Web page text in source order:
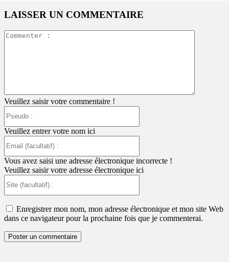
LAISSER UN COMMENTAIRE
Veuillez saisir votre commentaire !
Veuillez entrer votre nom ici
:
Vous avez saisi une adresse électronique incorrecte !
Veuillez saisir votre adresse électronique ici
:
Enregistrer mon nom, mon adresse électronique et mon site Web
dans ce navigateur pour la prochaine fois que je commenterai.